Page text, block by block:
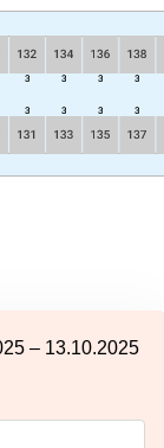
– 13.10.2025